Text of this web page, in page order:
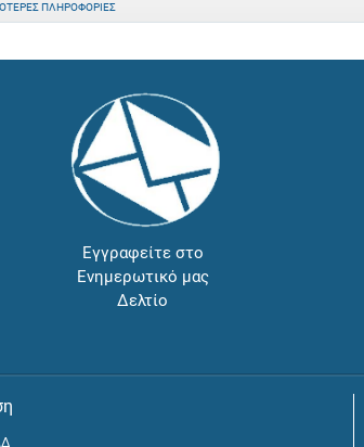
ΠΛΗΡΟΦΟΡΊΕΣ
Εγγραφείτε στο
Ενημερωτικό μας
Δελτίο